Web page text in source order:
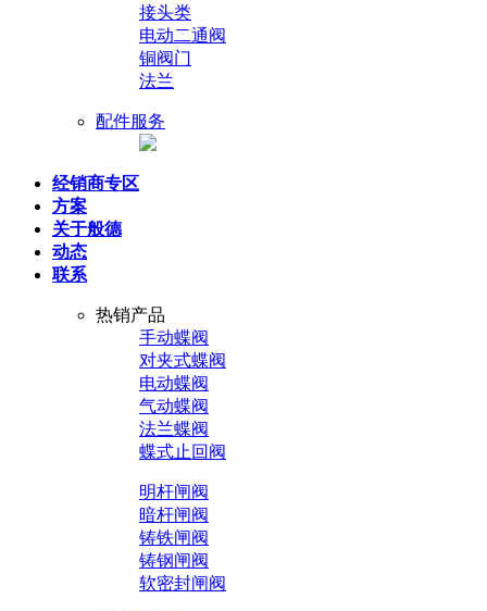
接头类
电动二通阀
铜阀门
法兰
配件服务
经销商专区
方案
关于般德
动态
联系
热销产品
手动蝶阀
对夹式蝶阀
电动蝶阀
气动蝶阀
法兰蝶阀
蝶式止回阀
明杆闸阀
暗杆闸阀
铸铁闸阀
铸钢闸阀
软密封闸阀